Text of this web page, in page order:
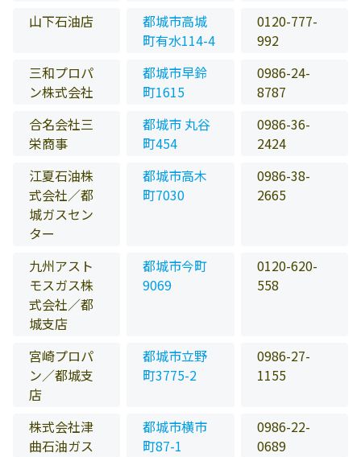
山下石油店
都城市高城
町有水114-4
0120-777-
992
三和プロパ
ン株式会社
都城市早鈴
町1615
0986-24-
8787
合名会社三
栄商事
都城市 丸谷
町454
0986-36-
2424
江夏石油株
式会社／都
城ガスセン
ター
都城市高木
町7030
0986-38-
2665
九州アスト
モスガス株
式会社／都
城支店
都城市今町
9069
0120-620-
558
宮崎プロパ
ン／都城支
店
都城市立野
町3775-2
0986-27-
1155
株式会社津
曲石油ガス
都城市横市
町87-1
0986-22-
0689